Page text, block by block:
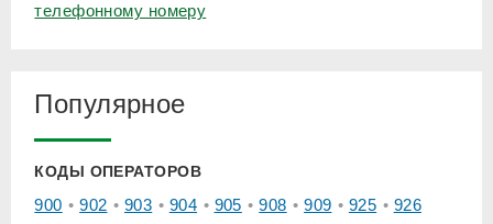
телефонному номеру
Популярное
КОДЫ ОПЕРАТОРОВ
900 902 903 904 905 908 909 925
926